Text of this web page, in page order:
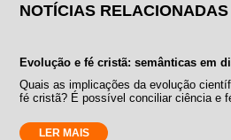
NOTÍCIAS RELACIONADAS
Evolução e fé cristã: semânticas em
Quais as implicações da evolução
fé cristã? É possível conciliar ciência e
LER MAIS